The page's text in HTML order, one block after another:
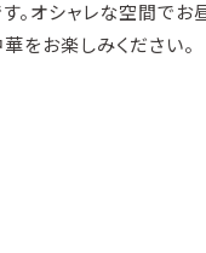
。オシャレな空間でお
をお楽しみください。